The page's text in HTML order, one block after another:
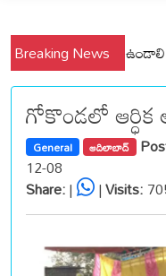
Breaking News
అప్రమత్తంగా ఉండాలి
గోకొండలో ఆర్ధిక
General ఆదిలాబాద్
12-08
Share:| |Visits: